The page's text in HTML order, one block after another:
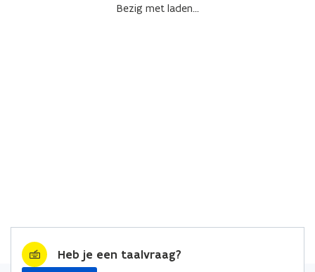
Bezig met laden...
Heb je een taalvraag?